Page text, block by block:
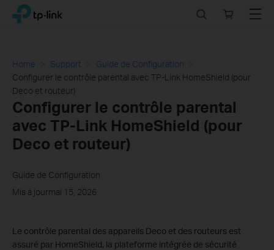
Click
navigation
TP-Link, Reliably Smart
store
Menu
Home Support
Guide de Configuration
Configurer le contrôle parental avec TP-Link HomeShield (pour
Deco et routeur)
Configurer le contrôle parental
avec TP-Link HomeShield (pour
Deco et routeur)
Guide de Configuration
Mis à jourmai 15, 2026
Le contrôle parental des appareils Deco et des routeurs est
assuré par HomeShield, la plateforme intégrée de sécurité